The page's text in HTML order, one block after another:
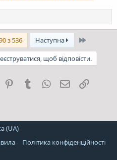
з 536 Наступна Останній
щоб відповісти.
Reddit PinterestTumblrWhatsApp
E-mail
(UA)
Політика конфіденційності